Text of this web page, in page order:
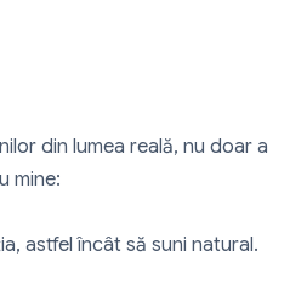
din lumea reală, nu doar a
mine:
astfel încât să suni natural.